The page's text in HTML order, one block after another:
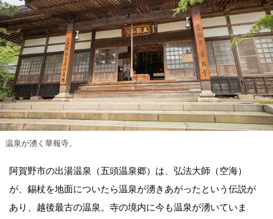
温泉が湧く華報寺。
阿賀野市の出湯温泉（五頭温泉郷）は、弘法大師（空海）
が、錫杖を地面についたら温泉が湧きあがったという伝説が
あり、越後最古の温泉。寺の境内に今も温泉が湧いていま